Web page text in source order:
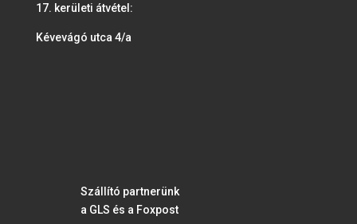
17. kerületi átvétel:
Kévevágó utca 4/a
Szállító partnerünk
a GLS és a Foxpost